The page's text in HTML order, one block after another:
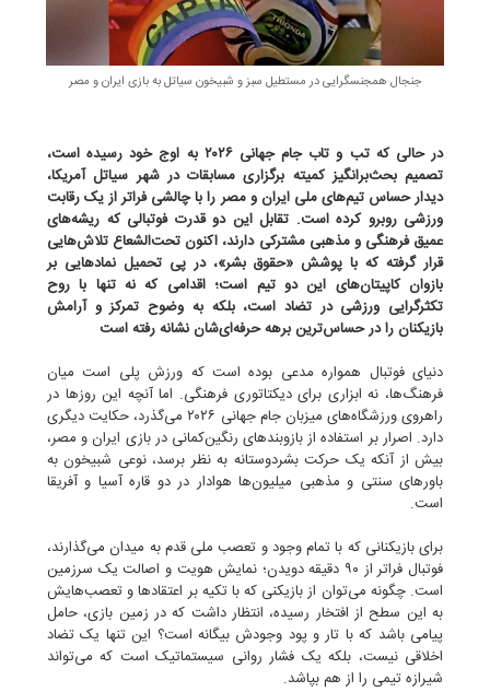
جنجال همجنسگرایی در مستطیل سبز و شبیخون سیاتل به بازی ایران و مصر
در حالی که تب و تاب جام جهانی ۲۰۲۶ به اوج خود رسیده است،
تصمیم بحث‌برانگیز کمیته برگزاری مسابقات در شهر سیاتل آمریکا،
دیدار حساس تیم‌های ملی ایران و مصر را با چالشی فراتر از یک رقابت
ورزشی روبرو کرده است. تقابل این دو قدرت فوتبالی که ریشه‌های
عمیق فرهنگی و مذهبی مشترکی دارند، اکنون تحت‌الشعاع تلاش‌هایی
قرار گرفته که با پوشش «حقوق بشر»، در پی تحمیل نمادهایی بر
بازوان کاپیتان‌های این دو تیم است؛ اقدامی که نه تنها با روح
تکثرگرایی ورزشی در تضاد است، بلکه به وضوح تمرکز و آرامش
بازیکنان را در حساس‌ترین برهه حرفه‌ای‌شان نشانه رفته است
دنیای فوتبال همواره مدعی بوده است که ورزش پلی است میان
فرهنگ‌ها، نه ابزاری برای دیکتاتوری فرهنگی. اما آنچه این روزها در
راهروی ورزشگاه‌های میزبان جام جهانی ۲۰۲۶ می‌گذرد، حکایت دیگری
دارد. اصرار بر استفاده از بازوبندهای رنگین‌کمانی در بازی ایران و مصر،
بیش از آنکه یک حرکت بشردوستانه به نظر برسد، نوعی شبیخون به
باورهای سنتی و مذهبی میلیون‌ها هوادار در دو قاره آسیا و آفریقا
است.
برای بازیکنانی که با تمام وجود و تعصب ملی قدم به میدان می‌گذارند،
فوتبال فراتر از ۹۰ دقیقه دویدن؛ نمایش هویت و اصالت یک سرزمین
است. چگونه می‌توان از بازیکنی که با تکیه بر اعتقادها و تعصب‌هایش
به این سطح از افتخار رسیده، انتظار داشت که در زمین بازی، حامل
پیامی باشد که با تار و پود وجودش بیگانه است؟ این تنها یک تضاد
اخلاقی نیست، بلکه یک فشار روانی سیستماتیک است که می‌تواند
شیرازه تیمی را از هم بپاشد.